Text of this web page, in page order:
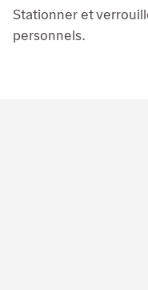
Stationner et
personnels.